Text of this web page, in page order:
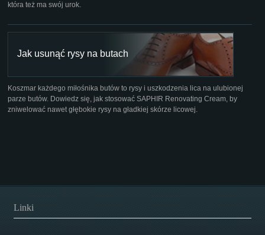
która też ma swój urok.
Jak usunąć rysy na butach
Koszmar każdego miłośnika butów to rysy i uszkodzenia lica na ulubionej
parze butów. Dowiedz się, jak stosować SAPHIR Renovating Cream, by
zniwelować nawet głębokie rysy na gładkiej skórze licowej.
Linki